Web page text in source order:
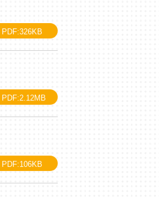
PDF:326KB
PDF:2.12MB
PDF:106KB